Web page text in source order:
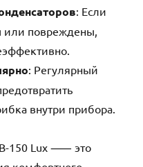
: Если
или повреждены,
: Регулярный
внутри прибора.
150 Lux ⸺ это